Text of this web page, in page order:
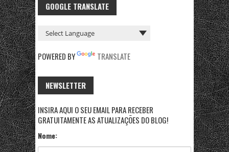
GOOGLE TRANSLATE
POWERED BY TRANSLATE
NEWSLETTER
INSIRA AQUI O SEU EMAIL PARA RECEBER
GRATUITAMENTE AS ATUALIZAÇÕES DO BLOG!
Nome: